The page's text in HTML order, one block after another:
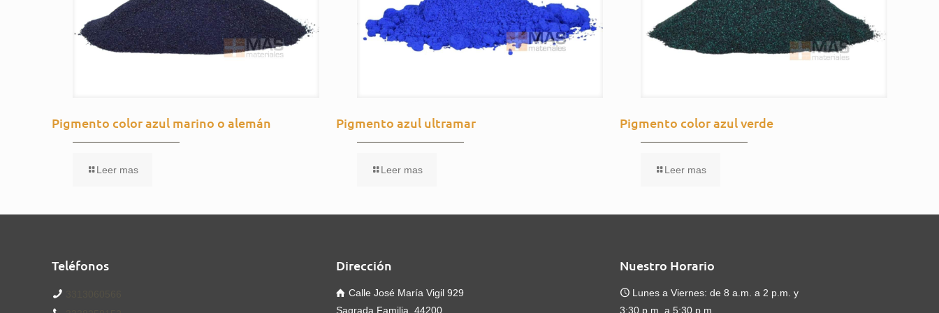
Pigmento color azul marino o alemán
Leer mas
Pigmento azul ultramar
Leer mas
Pigmento color azul verde
Leer mas
Teléfonos Dirección
Calle José María Vigil 929
Sagrada Familia, 44200
Nuestro Horario
Lunes a Viernes: de 8 a.m. a 2 p.m. y
3:30 p.m. a 5:30 p.m.